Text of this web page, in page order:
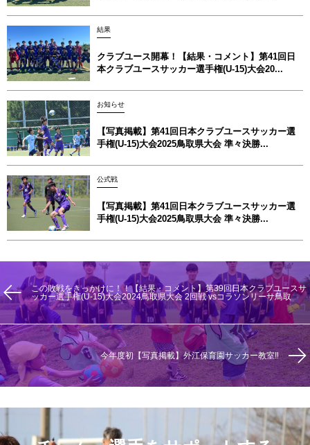
結果
クラブユース開幕！【結果・コメント】第41回日
本クラブユースサッカー選手権(U-15)大会20...
お知らせ
【写真掲載】第41回日本クラブユースサッカー選
手権(U-15)大会2025鳥取県大会 準々決勝...
公式戦
【写真掲載】第41回日本クラブユースサッカー選
手権(U-15)大会2025鳥取県大会 準々決勝...
この敗戦をきっかけに！！【結果・コメント】第39回日本クラブユースサ
ッカー選手権(U-15)大会2024鳥取県大会 2回戦 vsコラソンリーサ鳥取
今年度初【写真掲載】外江保育園サッカー教室‼